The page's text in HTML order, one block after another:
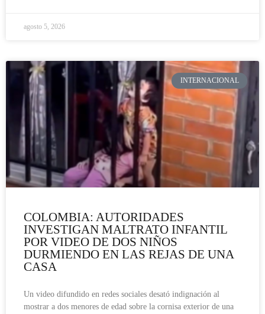
agosto 5, 2026
INTERNACIONAL
COLOMBIA: AUTORIDADES
INVESTIGAN MALTRATO INFANTIL
POR VIDEO DE DOS NIÑOS
DURMIENDO EN LAS REJAS DE UNA
CASA
Un video difundido en redes sociales desató indignación al
mostrar a dos menores de edad sobre la cornisa exterior de una